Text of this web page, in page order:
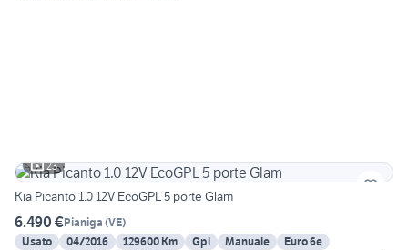
23
Kia Picanto 1.0 12V EcoGPL 5 porte Glam
6.490 €Pianiga (VE)
Usato
04/2016 129600 Km Gpl Manuale
Euro 6e